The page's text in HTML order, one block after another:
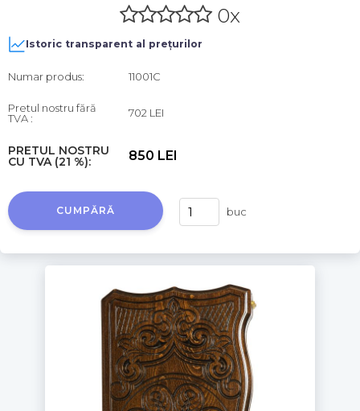
0x
Istoric transparent al prețurilor
Numar produs: 11001C
Pretul nostru fără
TVA :
702 LEI
PRETUL NOSTRU
CU TVA (21 %): 850 LEI
buc
CUMPĂRĂ